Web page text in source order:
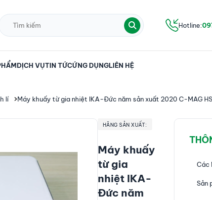
Hotline:
DỊCH VỤTIN TỨCỨNG DỤNGLIÊN HỆ
lí Máy khuấy từ gia nhiệt IKA-Đức năm sản xuất 2020 C-MAG
HÃNG SẢN XUẤT:
Máy khuấy
từ gia
nhiệt IKA-
Đức năm
Các
Sản